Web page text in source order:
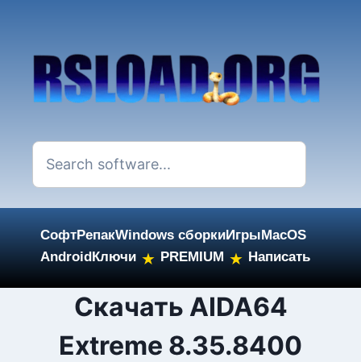
СофтРепакWindows сборкиИгрыMacOS
AndroidКлючи ★ PREMIUM ★ Написать
Cкачать AIDA64
Extreme 8.35.8400